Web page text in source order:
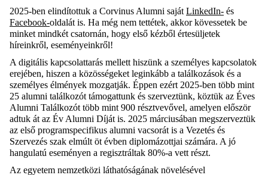
2025-ben elindítottuk a Corvinus Alumni saját LinkedIn- és
Facebook-oldalát is. Ha még nem tettétek, akkor kövessetek be
minket mindkét csatornán, hogy első kézből értesüljetek
híreinkről, eseményeinkről!
A digitális kapcsolattarás mellett hiszünk a személyes kapcsolatok
erejében, hiszen a közösségeket leginkább a találkozások és a
személyes élmények mozgatják. Éppen ezért 2025-ben több mint
25 alumni találkozót támogattunk és szerveztünk, köztük az Éves
Alumni Találkozót több mint 900 résztvevővel, amelyen először
adtuk át az Év Alumni Díját is. 2025 márciusában megszerveztük
az első programspecifikus alumni vacsorát is a Vezetés és
Szervezés szak elmúlt öt évben diplomázottjai számára. A jó
hangulatú eseményen a regisztráltak 80%-a vett részt.
Az egyetem nemzetközi láthatóságának növelésével